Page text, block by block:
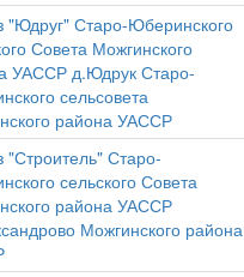
"Юдруг" Старо-Юберинского
Совета Можгинского
УАССР д.Юдрук Старо-
сельсовета
района УАССР
"Строитель" Старо-
сельского Совета
района УАССР
Можгинского района